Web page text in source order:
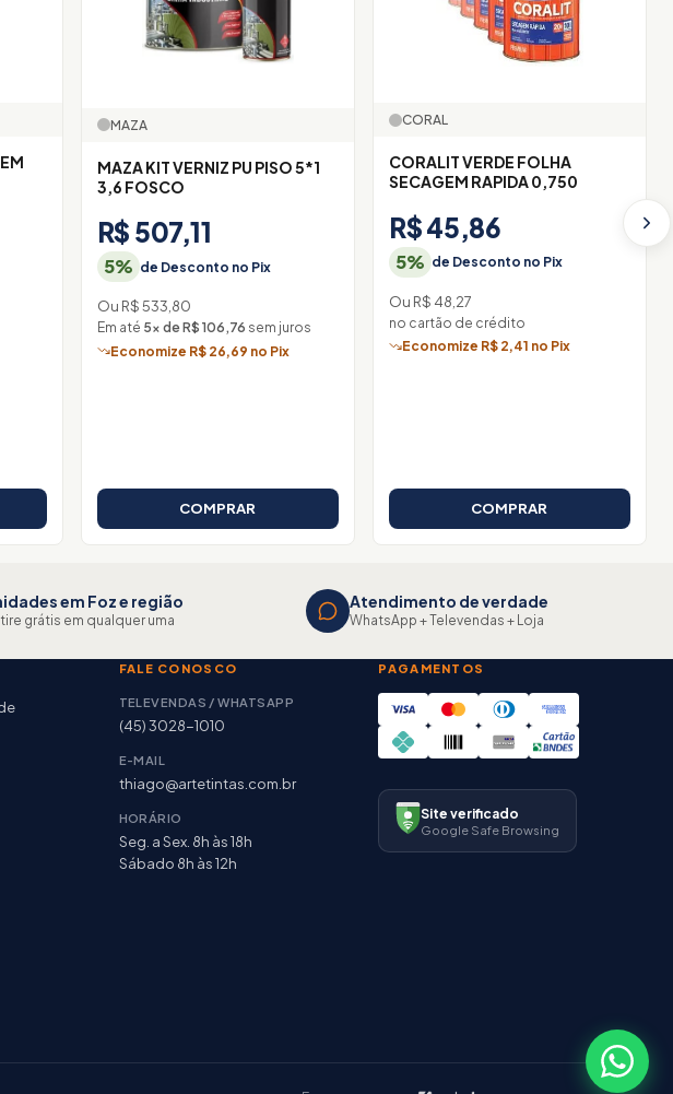
MAZA
MAZA KIT VERNIZ PU PISO 5*1
3,6 FOSCO
R$ 507,11
5% de Desconto no Pix
Ou R$ 533,80
Em até 5× de R$ 106,76 sem juros
Economize R$ 26,69 no Pix
COMPRAR
CORAL
CORALIT VERDE FOLHA
SECAGEM RAPIDA 0,750
R$ 45,86
5% de Desconto no Pix
Ou R$ 48,27
no cartão de crédito
Economize R$ 2,41 no Pix
COMPRAR
em Foz e região
grátis em qualquer uma
Atendimento de verdade
WhatsApp + Televendas + Loja
FALE CONOSCO
TELEVENDAS / WHATSAPP
(45) 3028-1010
E-MAIL
thiago@artetintas.com.br
HORÁRIO
Seg. a Sex. 8h às 18h
Sábado 8h às 12h
PAGAMENTOS
Site verificado
Google Safe Browsing